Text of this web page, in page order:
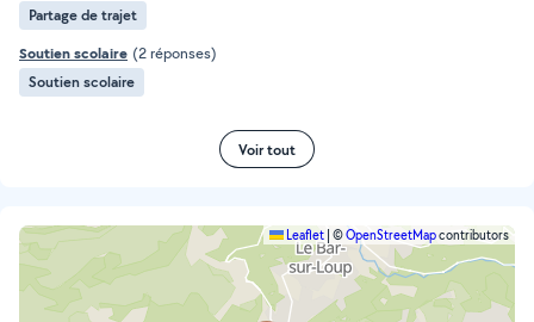
Partage de trajet
Soutien scolaire (2 réponses)
Soutien scolaire
Voir tout
Leaflet ©OpenStreetMapcontributors